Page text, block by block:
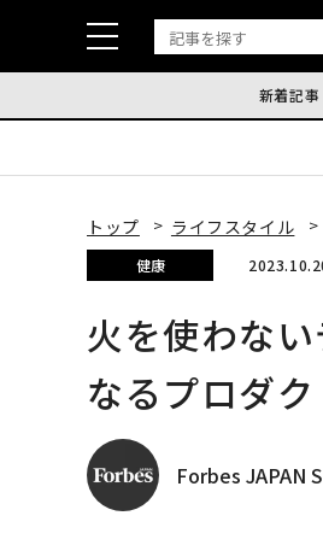
新着記事
トップ ライフスタイル
健康
火を使わな
なるプロダク
Forbes JAPAN